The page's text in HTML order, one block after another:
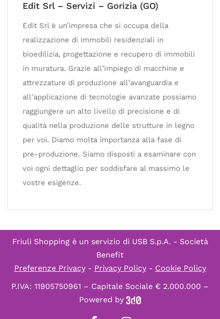
Edit Srl – Servizi – Gorizia (GO)
Edit Srl è un’impresa che si occupa della
realizzazione di immobili residenziali in
bioedilizia, progettazione e recupero di immobili
in muratura. Grazie all’impiego di macchine e
attrezzature di produzione all’avanguardia e
all’applicazione di tecnologie avanzate possiamo
raggiungere un alto livello di precisione e di
qualità nella produzione delle strutture in legno
per voi. Diamo molta importanza alla fase di
pre-produzione. Siamo disposti a esaminare con
voi ogni dettaglio per soddisfare al massimo le
vostre esigenze.
Friuli Shopping è un servizio di USB S.p.A. - Società
Benefit
Preferenze Privacy- Privacy Policy- Cookie Policy
P.IVA: 11905750961 – Capitale Sociale € 2.000.000 –
Powered by